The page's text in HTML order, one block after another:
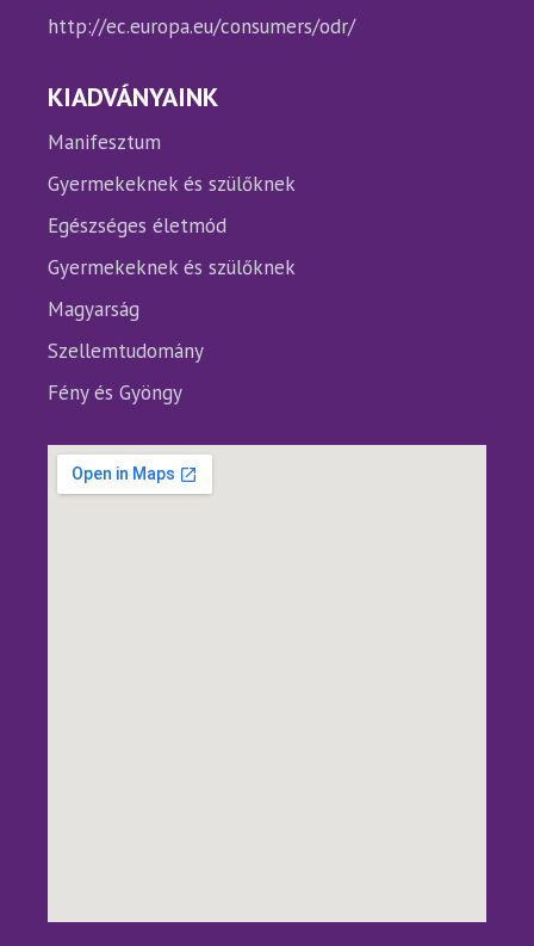
http://ec.europa.eu/consumers/odr/
KIADVÁNYAINK
Manifesztum
Gyermekeknek és szülőknek
Egészséges életmód
Gyermekeknek és szülőknek
Magyarság
Szellemtudomány
Fény és Gyöngy